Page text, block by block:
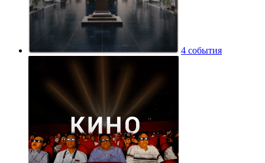
4 события